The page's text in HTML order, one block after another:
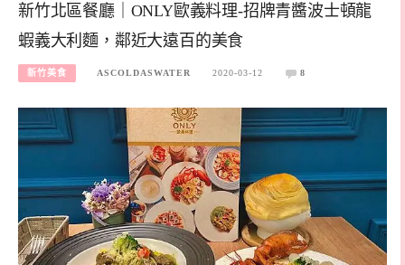
新竹北區餐廳｜ONLY歐義料理-招牌青醬波士頓龍
蝦義大利麵，鄰近大遠百的美食
新竹美食 ASCOLDASWATER 2020-03-12 8